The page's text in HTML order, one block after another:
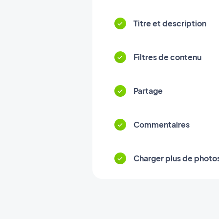
Titre et description
Filtres de contenu
Partage
Commentaires
Charger plus de